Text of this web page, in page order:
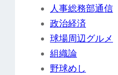
人事総務部通信
政治経済
球場周辺グルメ
組織論
野球めし